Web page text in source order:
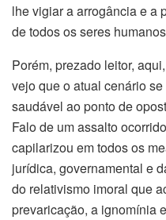
lhe vigiar a arrogância e a
de todos os seres
Porém, prezado leitor,
vejo que o atual cenário
saudável ao ponto de
Falo de um assalto
capilarizou em todos os
jurídica, governamental e
do relativismo imoral que
prevaricação, a ignomínia